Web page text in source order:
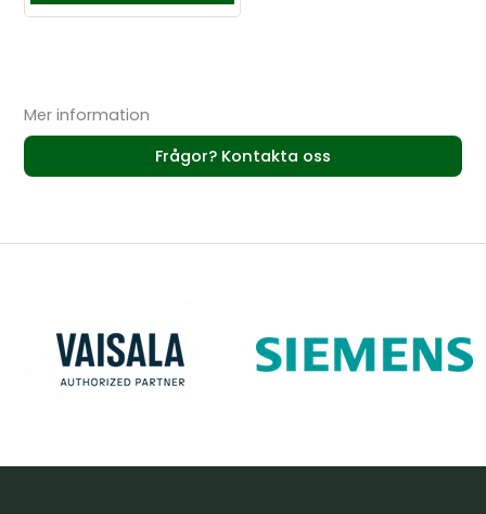
Mer information
Frågor? Kontakta oss